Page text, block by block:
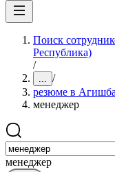
Поиск
Республика)
/
... /
резюме в
менеджер
менеджер